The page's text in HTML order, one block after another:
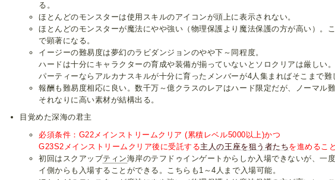
る。
ほとんどのモンスターは使用スキルのアイコンが頭上に表示されない。
ほとんどのモンスターが魔法にやや強い（物理保護より魔法保護の方が高い）。
で顕著になる。
イージーの難易度は夢幻のラビダンジョンのやや下～同程度。
ハードは十分にキャラクターの育成や装備が揃っていないとソロクリアは厳しい。
パーティーならアルカナスキルが十分に育ったメンバーが4人集まればそこまで難
報酬も難易度相応に良い。数千万～億クラスのレアはハード限定だが、ノーマル
それなりに高い素材が結構出る。
目覚めた深海の君主
必須条件：G22メインストリームクリア (累積レベル5000以上)かつ
G23S2メインストリームクリア後に受託する主人の王座を狙う者たちを進めるこ
初回はスクアッブティン海岸のテフドゥインゲートからしか入場できないが、一
イ側からも入場することができる。こちらも1～4人まで入場可能。